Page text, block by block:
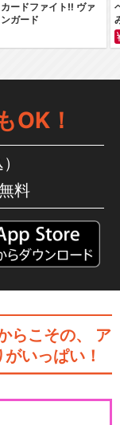
カードファイト‼ ヴァ
ンガード
OK！
料
こその、
ア
いっぱい！